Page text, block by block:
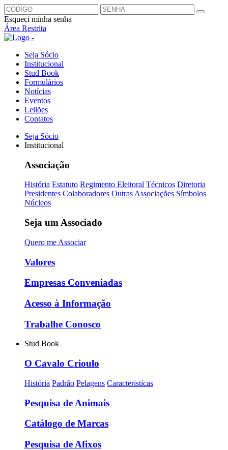
Esqueci minha senha
Área Restrita
Seja Sócio
Institucional
Stud Book
Formulários
Notícias
Eventos
Leilões
Contatos
Seja Sócio
Institucional
Associação
História Estatuto Regimento Eleitoral Técnicos Diretoria
Presidentes Colaboradores Outras Associações Símbolos
Núcleos
Seja um Associado
Quero me Associar
Valores
Empresas Conveniadas
Acesso à Informação
Trabalhe Conosco
Stud Book
O Cavalo Crioulo
História Padrão Pelagens Caracteristícas
Pesquisa de Animais
Catálogo de Marcas
Pesquisa de Afixos